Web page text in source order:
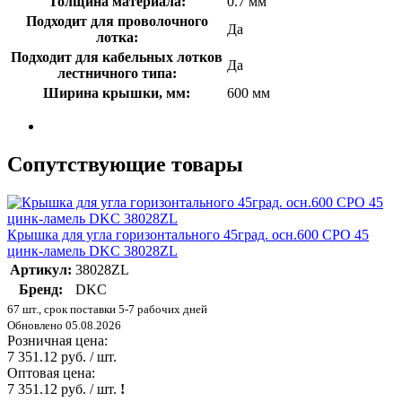
Подходит для проволочного
лотка:
Да
Подходит для кабельных лотков
лестничного типа:
Да
Ширина крышки, мм:
600 мм
Сопутствующие товары
Крышка для угла горизонтального 45град. осн.600 CPO 45
цинк-ламель DKC 38028ZL
Артикул: 38028ZL
Бренд:
DKC
67 шт., срок поставки 5-7 рабочих дней
Обновлено 05.08.2026
Розничная цена:
7 351.12 руб. / шт.
Оптовая цена:
7 351.12 руб. / шт. !